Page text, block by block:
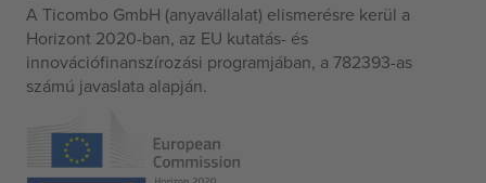
A Ticombo GmbH (anyavállalat) elismerésre kerül a
Horizont 2020-ban, az EU kutatás- és
innovációfinanszírozási programjában, a 782393-as
számú javaslata alapján.